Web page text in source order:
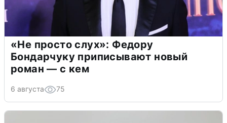
«Не просто слух»: Федору
Бондарчуку приписывают новый
роман — с кем
6 августа 75